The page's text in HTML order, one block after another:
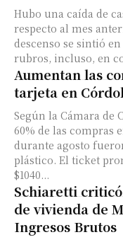
Hubo una caída de
respecto al mes
descenso se sintió
rubros, incluso, en
Aumentan las
tarjeta en
Según la Cámara de
60% de las compras
durante agosto
plástico. El ticket
$1040...
Schiaretti
de vivienda de
Ingresos Brutos